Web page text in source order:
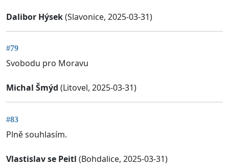
Dalibor Hýsek(Slavonice, 2025-03-31)
#79
Svobodu pro Moravu
Michal Šmýd (Litovel, 2025-03-31)
#83
Plně souhlasím.
Vlastislav se Peitl (Bohdalice, 2025-03-31)